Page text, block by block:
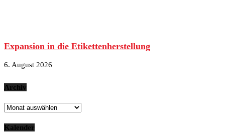
Expansion in die Etikettenherstellung
6. August 2026
Archiv
Archiv
Kalender